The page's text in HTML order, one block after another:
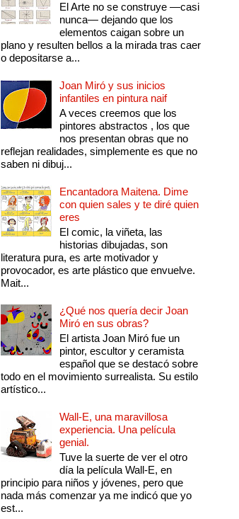
El Arte no se construye —casi
nunca— dejando que los
elementos caigan sobre un
plano y resulten bellos a la mirada tras caer
o depositarse a...
Joan Miró y sus inicios
infantiles en pintura naif
A veces creemos que los
pintores abstractos , los que
nos presentan obras que no
reflejan realidades, simplemente es que no
saben ni dibuj...
Encantadora Maitena. Dime
con quien sales y te diré quien
eres
El comic, la viñeta, las
historias dibujadas, son
literatura pura, es arte motivador y
provocador, es arte plástico que envuelve.
Mait...
¿Qué nos quería decir Joan
Miró en sus obras?
El artista Joan Miró fue un
pintor, escultor y ceramista
español que se destacó sobre
todo en el movimiento surrealista. Su estilo
artístico...
Wall-E, una maravillosa
experiencia. Una película
genial.
Tuve la suerte de ver el otro
día la película Wall-E, en
principio para niños y jóvenes, pero que
nada más comenzar ya me indicó que yo
est...